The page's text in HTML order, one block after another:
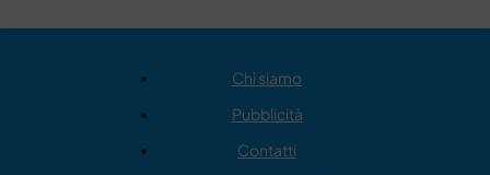
Chi siamo
Pubblicità
Contatti